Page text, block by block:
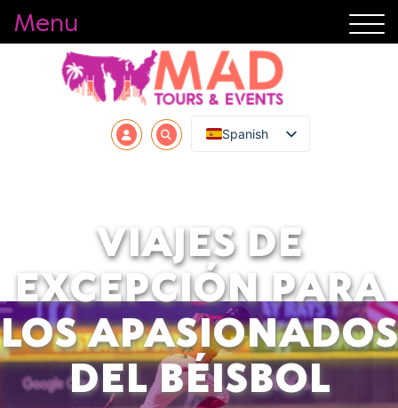
Menu
Spanish
VIAJES DE
EXCEPCIÓN PARA
LOS APASIONADOS
DEL BÉISBOL